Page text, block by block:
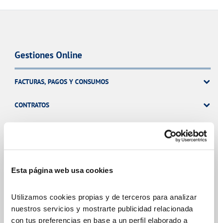
Esta página web usa cookies
Utilizamos cookies propias y de terceros para analizar
nuestros servicios y mostrarte publicidad relacionada
con tus preferencias en base a un perfil elaborado a
Gestiones Online
FACTURAS, PAGOS Y CONSUMOS
CONTRATOS
INCIDENCIAS
OTRAS GESTIONES